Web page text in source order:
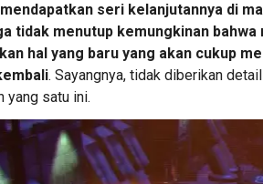
seri kelanjutannya di
tidak menutup kemungkinan bahwa
hal yang baru yang akan cukup
. Sayangnya, tidak diberikan
yang satu ini.